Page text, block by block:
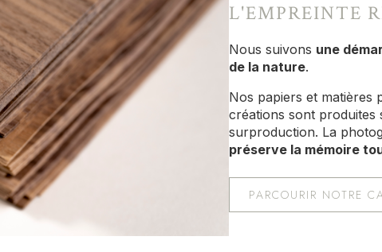
L'EMPREINTE
Nous suivons une
de la nature.
Nos papiers et matières
créations sont produites
surproduction. La
préserve la mémoire
PARCOURIR NOTRE